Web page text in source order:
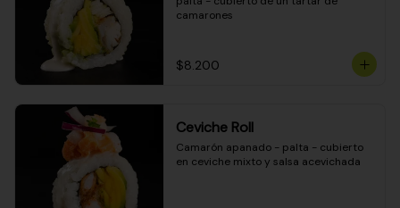
camarones
$8.200
Ceviche Roll
Camarón apanado - palta - cubierto
en ceviche mixto y salsa acevichada